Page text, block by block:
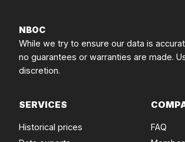
NBOC
While we try to ensure our data is
no guarantees or warranties are made.
discretion.
SERVICES
Historical prices
FAQ